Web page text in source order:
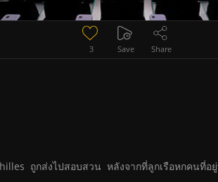
3 Save Share
ถูกส่งไปสอบสวน หลังจากที่ลูกเรือหกคนที่